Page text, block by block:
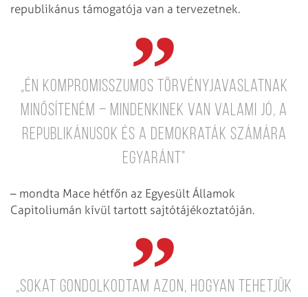
republikánus támogatója van a tervezetnek.
„Én kompromisszumos törvényjavaslatnak
minősíteném – mindenkinek van valami jó, a
republikánusok és a demokraták számára
egyaránt”
– mondta Mace hétfőn az Egyesült Államok
Capitoliumán kívül tartott sajtótájékoztatóján.
„Sokat gondolkodtam azon, hogyan tehetjük